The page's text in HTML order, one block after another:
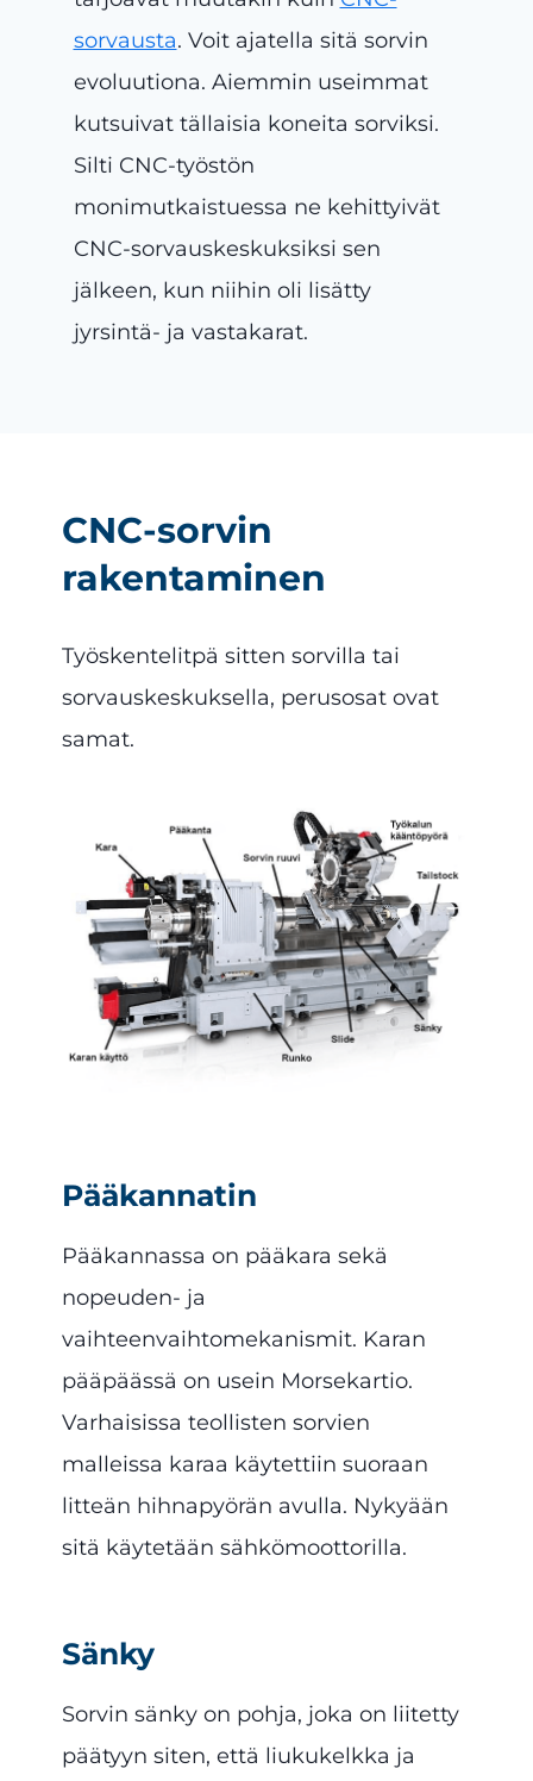
sorvausta. Voit ajatella sitä sorvin
evoluutiona. Aiemmin useimmat
kutsuivat tällaisia koneita sorviksi.
Silti CNC-työstön
monimutkaistuessa ne kehittyivät
CNC-sorvauskeskuksiksi sen
jälkeen, kun niihin oli lisätty
jyrsintä- ja vastakarat.
CNC-sorvin
rakentaminen
Työskentelitpä sitten sorvilla tai
sorvauskeskuksella, perusosat ovat
samat.
Pääkannatin
Pääkannassa on pääkara sekä
nopeuden- ja
vaihteenvaihtomekanismit. Karan
pääpäässä on usein Morsekartio.
Varhaisissa teollisten sorvien
malleissa karaa käytettiin suoraan
litteän hihnapyörän avulla. Nykyään
sitä käytetään sähkömoottorilla.
Sänky
Sorvin sänky on pohja, joka on liitetty
päätyyn siten, että liukukelkka ja